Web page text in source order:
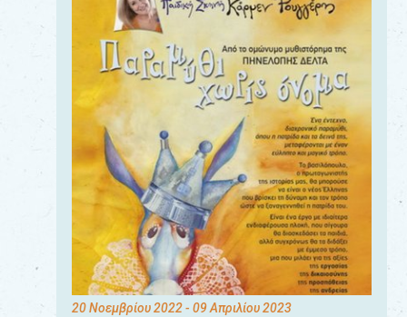
20 Νοεμβρίου 2022- 09 Απριλίου 2023